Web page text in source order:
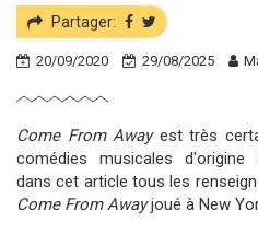
Partager:
20/09/2020 29/08/2025
Come From Awayest très
comédies musicales d'origine
dans cet article tous les
Come From Awayjoué à New